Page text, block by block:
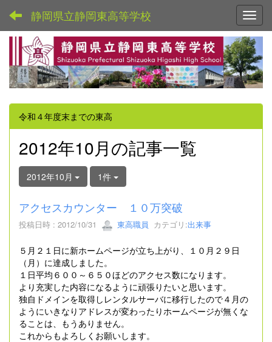
静岡県立静岡東高等学校
令和４年度末までの東高
2012年10月の記事一覧
2012年10月 1件
アクセスカウンター １０万突破
投稿日時 : 2012/10/31 東高職員 カテゴリ:出来事
５月２１日に新ホームページが立ち上がり、１０月２９日
（月）に達成しました。
１日平均６００～６５０ほどのアクセス数になります。
より充実した内容になるように頑張りたいと思います。
独自ドメインを取得しレンタルサーバに移行したので４月の
ようにいきなりアドレスが変わったりホームページが無くな
ることは、もうありません。
これからもよろしくお願いします。